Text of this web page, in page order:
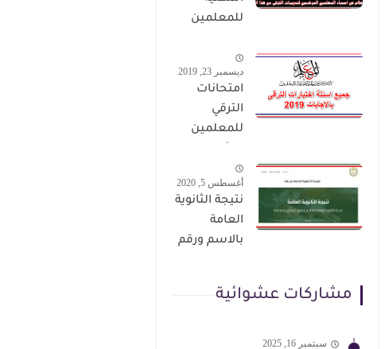
وموقع LMS
للمعلمين
عن اسماء
المعلمين
لتدريبات
ديسمبر 23, 2019
امتحانات
الترقي
للمعلمين
حمل من هنا
أغسطس 5, 2020
نتيجة الثانوية
العامة
بالاسم ورقم
مشاركات عشوائية
سبتمبر 16, 2025